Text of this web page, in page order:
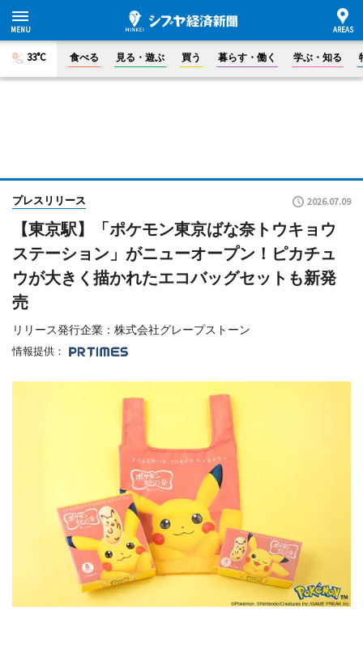
33°C 食べる 見る・遊ぶ 買う 暮らす・働く 学ぶ・知る
プレスリリース 2026.07.09
【東京駅】「ポケモン東京ばな奈トウキョウ
ステーション」がニューオープン！ピカチュ
ウが大きく描かれたエコバッグセットも新発
売
リリース発行企業：株式会社グレープストーン
情報提供：